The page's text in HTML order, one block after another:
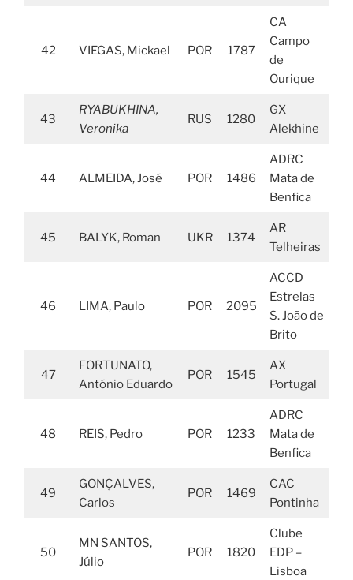
42 VIEGAS, Mickael POR 1787
CA
Campo
de
Ourique
43
RYABUKHINA,
Veronika
RUS 1280
GX
Alekhine
44 ALMEIDA, José POR 1486
ADRC
Mata de
Benfica
45 BALYK, Roman UKR 1374
AR
Telheiras
46 LIMA, Paulo POR 2095
ACCD
Estrelas
S. João de
Brito
47
FORTUNATO,
António Eduardo
POR 1545
AX
Portugal
48 REIS, Pedro POR 1233
ADRC
Mata de
Benfica
49
GONÇALVES,
Carlos
POR 1469
CAC
Pontinha
50
MN SANTOS,
Júlio
POR 1820
Clube
EDP –
Lisboa